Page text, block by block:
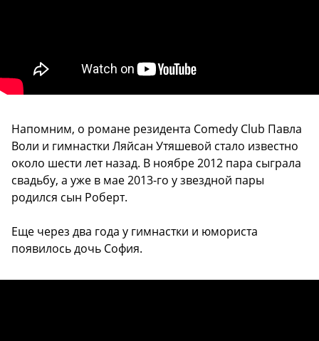
Напомним, о романе резидента Comedy Club Павла
Воли и гимнастки Ляйсан Утяшевой стало известно
около шести лет назад. В ноябре 2012 пара сыграла
свадьбу, а уже в мае 2013-го у звездной пары
родился сын Роберт.
Еще через два года у гимнастки и юмориста
появилось дочь София.